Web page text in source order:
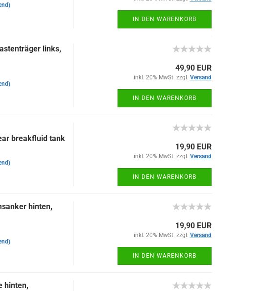
IN DEN WARENKORB
links,
49,90 EUR
inkl. 20% MwSt. zzgl. Versand
IN DEN WARENKORB
breakfluid tank
19,90 EUR
inkl. 20% MwSt. zzgl. Versand
IN DEN WARENKORB
hinten,
19,90 EUR
inkl. 20% MwSt. zzgl. Versand
IN DEN WARENKORB
hinten,